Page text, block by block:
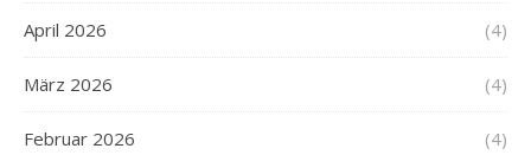
April 2026 (4)
März 2026 (4)
Februar 2026 (4)